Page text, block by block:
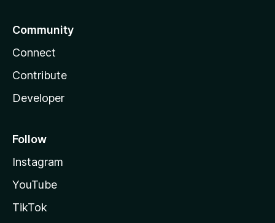
Community
Connect
Contribute
Developer
Follow
Instagram
YouTube
TikTok